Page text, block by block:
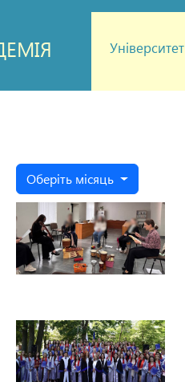
Університет
Оберіть місяць